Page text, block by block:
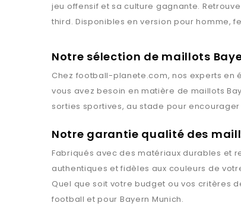
jeu offensif et sa culture gagnante.
third. Disponibles en version pour homme,
Notre sélection de maillots
Chez football-planete.com, nos experts en
vous avez besoin en matière de maillots
sorties sportives, au stade pour
Notre garantie qualité des
Fabriqués avec des matériaux durables et
authentiques et fidèles aux couleurs de
Quel que soit votre budget ou vos critères
football et pour Bayern Munich.